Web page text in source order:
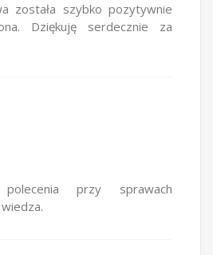
została szybko pozytywnie
Dziękuję serdecznie za
przy sprawach